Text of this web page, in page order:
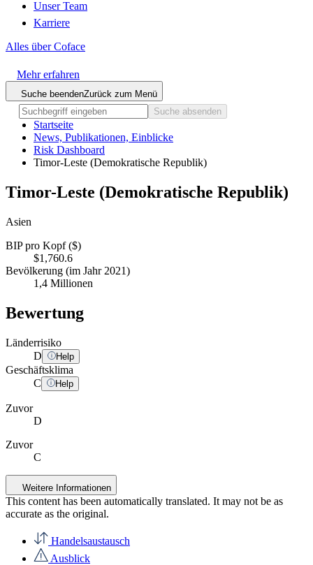
Unser Team
Karriere
Alles über Coface
Mehr erfahren
Suche beendenZurück zum Menü
Suche absenden
Startseite
News, Publikationen, Einblicke
Risk Dashboard
Timor-Leste (Demokratische Republik)
Timor-Leste (Demokratische Republik)
Asien
BIP pro Kopf ($)
$1,760.6
Bevölkerung (im Jahr 2021)
1,4 Millionen
Bewertung
Länderrisiko
D
Help
Geschäftsklima
C
Help
Zuvor
D
Zuvor
C
Weitere Informationen
This content has been automatically translated. It may not be as
accurate as the original.
Handelsaustausch
Ausblick